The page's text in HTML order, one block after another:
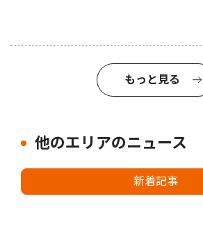
もっと見る
他のエリアのニュース
新着記事